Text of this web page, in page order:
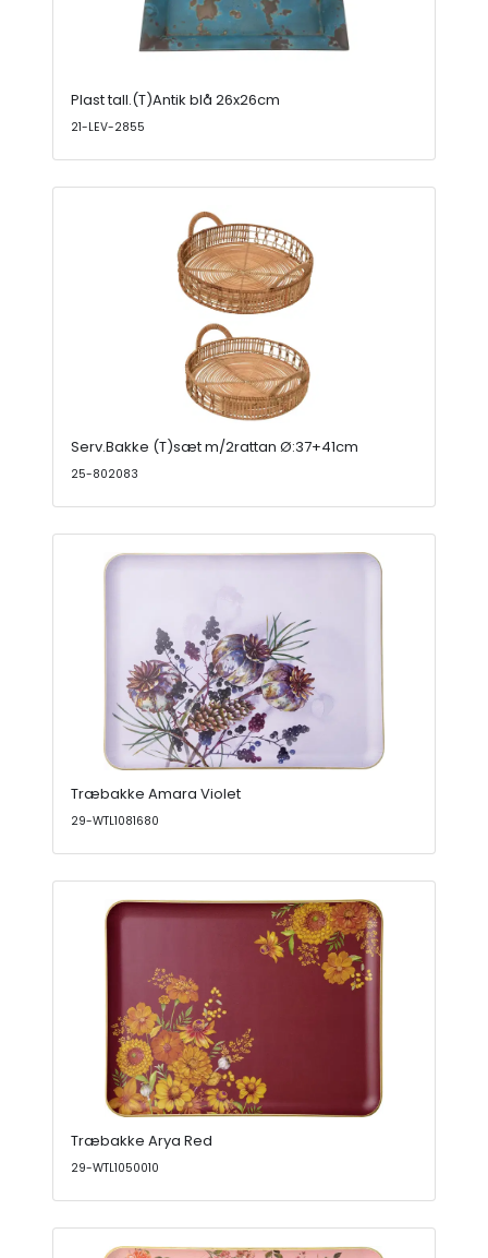
Plast tall.(T)Antik blå 26x26cm
21-LEV-2855
Serv.Bakke (T)sæt m/2rattan Ø:37+41cm
25-802083
Træbakke Amara Violet
29-WTL1081680
Træbakke Arya Red
29-WTL1050010